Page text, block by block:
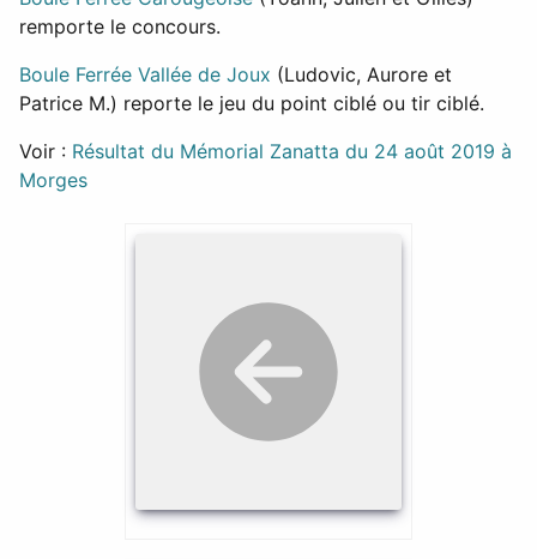
remporte le concours.
Boule Ferrée Vallée de Joux (Ludovic, Aurore et
Patrice M.) reporte le jeu du point ciblé ou tir ciblé.
Voir : Résultat du Mémorial Zanatta du 24 août 2019 à
Morges